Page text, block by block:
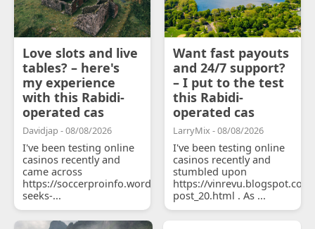
Love slots and live
tables? – here's
my experience
with this Rabidi-
operated cas
Davidjap - 08/08/2026
I've been testing online
casinos recently and
came across
https://soccerproinfo.wordpress.com/2026/07/11/courtois-
seeks-...
Want fast payouts
and 24/7 support?
– I put to the test
this Rabidi-
operated cas
LarryMix - 08/08/2026
I've been testing online
casinos recently and
stumbled upon
https://
post_20.html . As ...